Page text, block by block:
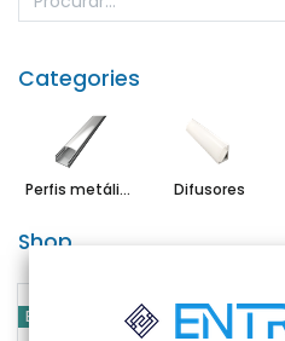
Categories
Perfis metálicos Difusores
Shop
EPLUS LIGHTING